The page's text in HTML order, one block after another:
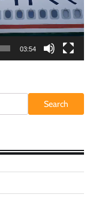
03:54
Search